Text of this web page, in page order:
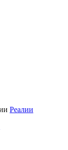
Реалии